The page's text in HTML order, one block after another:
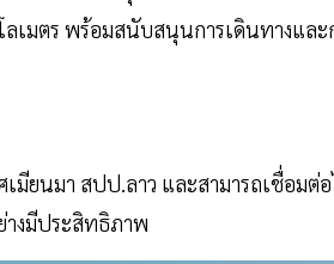
ลเมตร พร้อมสนับสนุนการเดินทางแ
มียนมา สปป.ลาว และสามารถเชื่อมต่
างมีประสิทธิภาพ